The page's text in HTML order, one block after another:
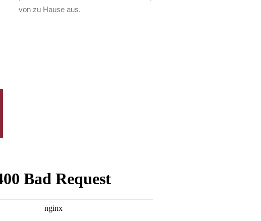
von zu Hause aus.